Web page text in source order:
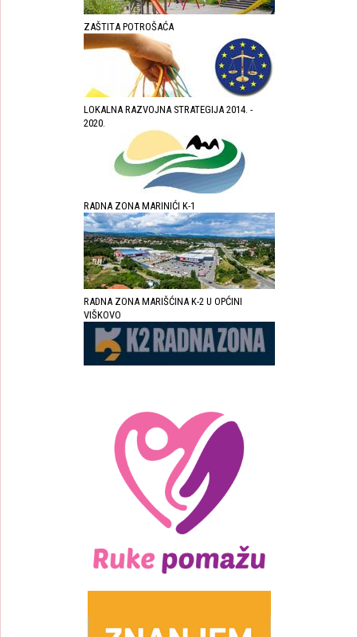
ZAŠTITA POTROŠAĆA
LOKALNA RAZVOJNA STRATEGIJA 2014. -
2020.
RADNA ZONA MARINIĆI K-1
RADNA ZONA MARIŠĆINA K-2 U OPĆINI
VIŠKOVO